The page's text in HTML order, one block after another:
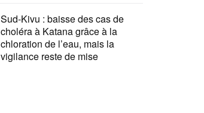
Sud-Kivu : baisse des cas de
choléra à Katana grâce à la
chloration de l’eau, mais la
vigilance reste de mise